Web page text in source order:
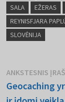
SALA
EŽERAS
REYNISFJARA
SLOVĖNIJA
tarp
ANKSTESNIS
Geocaching